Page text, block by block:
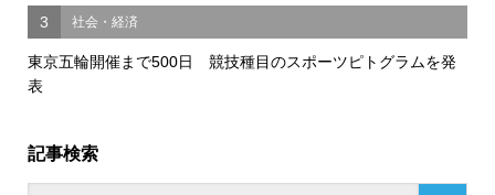
3 社会・経済
東京五輪開催まで500日 競技種目のスポーツピトグラムを発
表
記事検索